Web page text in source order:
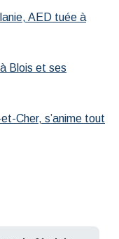
AED tuée à
Blois et ses
Cher, s’anime tout